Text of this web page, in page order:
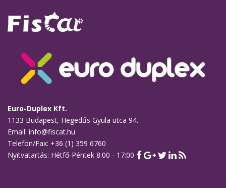
Euro-Duplex Kft.
1133 Budapest, Hegedűs Gyula utca 94.
Email: info@fiscat.hu
Telefon/Fax: +36 (1) 359 6760
Nyitvatartás: Hétfő-Péntek 8:00 - 17:00